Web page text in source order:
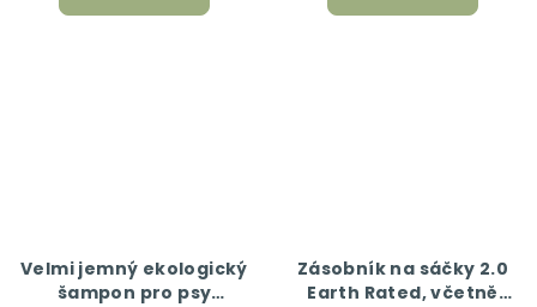
Velmi jemný ekologický
šampon pro psy
Zásobník na sáčky 2.0
Earth Rated, včetně